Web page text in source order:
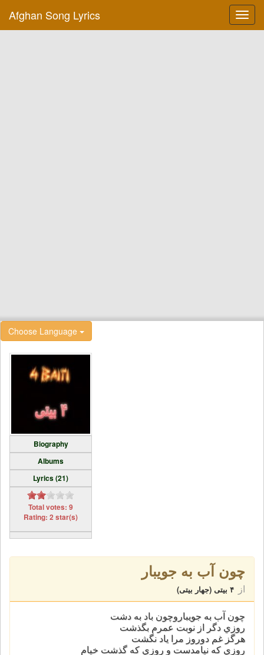
Afghan Song Lyrics
Choose Language
Biography
Albums
Lyrics (21)
Total votes: 9
Rating: 2 star(s)
چون آب به جويبار
از ۴ بیتی (جهار بیتی)
چون آب به جويباروچون باد به دشت
روزي دگر از نوبت عمرم بگذشت
هرگز غم دوروز مرا ياد نگشت
روزي كه نيامدست و روزي كه گذشت خیام